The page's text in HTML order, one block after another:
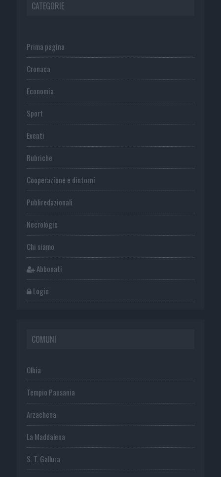
CATEGORIE
Prima pagina
Cronaca
Economia
Sport
Eventi
Rubriche
Cooperazione e dintorni
Publiredazionali
Necrologie
Chi siamo
Abbonati
Login
COMUNI
Olbia
Tempio Pausania
Arzachena
La Maddalena
S. T. Gallura